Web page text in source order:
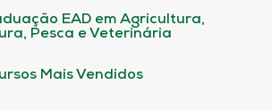
EAD em Agricultura,
Pesca e Veterinária
Mais Vendidos